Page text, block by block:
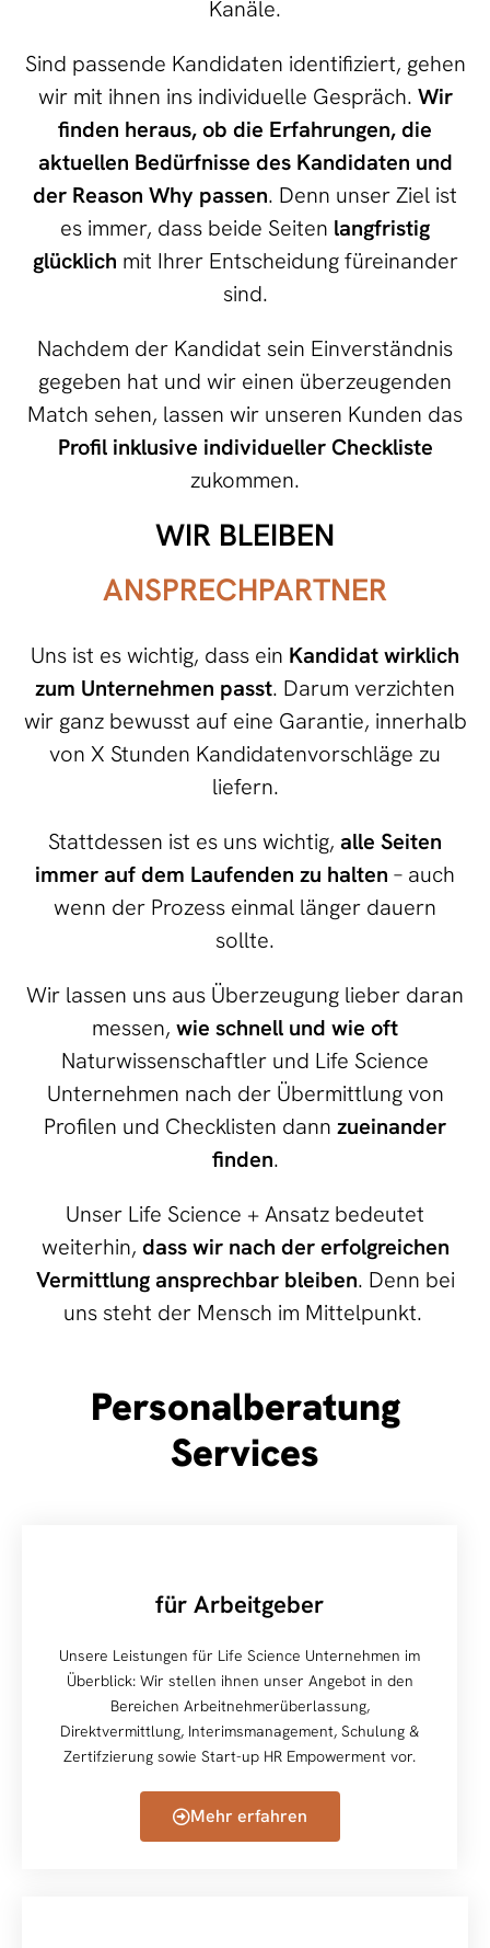
Kanäle.
Sind passende Kandidaten identifiziert, gehen
wir mit ihnen ins individuelle Gespräch. Wir
finden heraus, ob die Erfahrungen, die
aktuellen Bedürfnisse des Kandidaten und
der Reason Why passen. Denn unser Ziel ist
es immer, dass beide Seiten langfristig
glücklich mit Ihrer Entscheidung füreinander
sind.
Nachdem der Kandidat sein Einverständnis
gegeben hat und wir einen überzeugenden
Match sehen, lassen wir unseren Kunden das
Profil inklusive individueller Checkliste
zukommen.
WIR BLEIBEN
ANSPRECHPARTNER
Uns ist es wichtig, dass ein Kandidat wirklich
zum Unternehmen passt. Darum verzichten
wir ganz bewusst auf eine Garantie, innerhalb
von X Stunden Kandidatenvorschläge zu
liefern.
Stattdessen ist es uns wichtig, alle Seiten
immer auf dem Laufenden zu halten – auch
wenn der Prozess einmal länger dauern
sollte.
Wir lassen uns aus Überzeugung lieber daran
messen, wie schnell und wie oft
Naturwissenschaftler und Life Science
Unternehmen nach der Übermittlung von
Profilen und Checklisten dann zueinander
finden.
Unser Life Science + Ansatz bedeutet
weiterhin, dass wir nach der erfolgreichen
Vermittlung ansprechbar bleiben. Denn bei
uns steht der Mensch im Mittelpunkt.
Personalberatung
Services
für Arbeitgeber
Unsere Leistungen für Life Science Unternehmen im
Überblick: Wir stellen ihnen unser Angebot in den
Bereichen Arbeitnehmerüberlassung,
Direktvermittlung, Interimsmanagement, Schulung &
Zertifzierung sowie Start-up HR Empowerment vor.
Mehr erfahren